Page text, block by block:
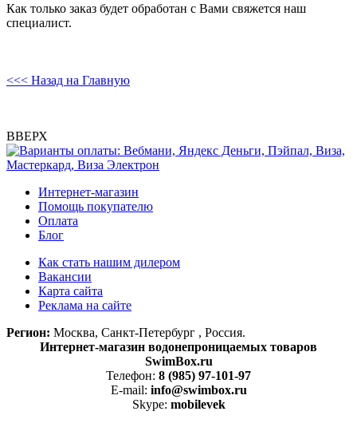
Как только заказ будет обработан с Вами свяжется наш
специалист.
<<< Назад на Главную
ВВЕРХ
Интернет-магазин
Помощь покупателю
Оплата
Блог
Как стать нашим дилером
Вакансии
Карта сайта
Реклама на сайте
Регион: Москва, Санкт-Петербург , Россия.
Интернет-магазин водонепроницаемых товаров
SwimBox.ru
Телефон: 8 (985) 97-101-97
E-mail: info@swimbox.ru
Skype: mobilevek